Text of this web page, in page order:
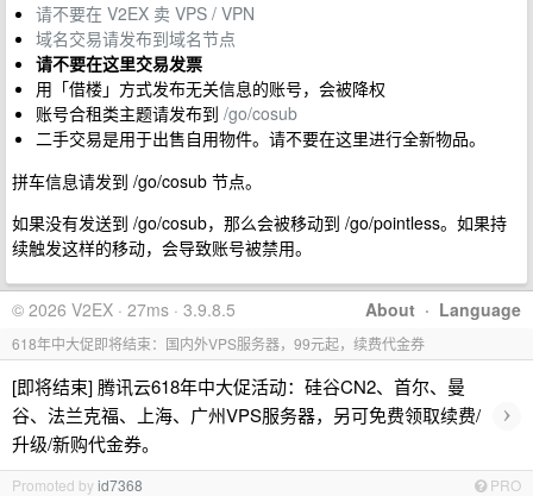
请不要在 V2EX 卖 VPS / VPN
域名交易请发布到域名节点
请不要在这里交易发票
用「借楼」方式发布无关信息的账号，会被降权
账号合租类主题请发布到 /go/cosub
二手交易是用于出售自用物件。请不要在这里进行全新物品。
拼车信息请发到 /go/cosub 节点。
如果没有发送到 /go/cosub，那么会被移动到 /go/pointless。如果持
续触发这样的移动，会导致账号被禁用。
About · Language
© 2026 V2EX · 27ms · 3.9.8.5
618年中大促即将结束：国内外VPS服务器，99元起，续费代金券
[即将结束] 腾讯云618年中大促活动：硅谷CN2、首尔、曼
谷、法兰克福、上海、广州VPS服务器，另可免费领取续费/
升级/新购代金券。
›
Promoted byid7368 PRO